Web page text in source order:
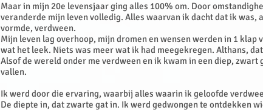
Maar in mijn 20e levensjaar ging alles 100% om. Door
veranderde mijn leven volledig. Alles waarvan ik dacht dat ik was,
vormde, verdween.
Mijn leven lag overhoop, mijn dromen en wensen werden in 1 klap
wat het leek. Niets was meer wat ik had meegekregen. Althans,
Alsof de wereld onder me verdween en ik kwam in een diep,
vallen.
Ik werd door die ervaring, waarbij alles waarin ik geloofde
De diepte in, dat zwarte gat in. Ik werd gedwongen te ontdekken